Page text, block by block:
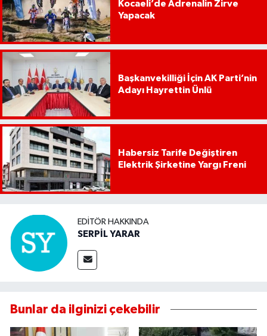
Kocaeli’de Adrenalin Zirve
Yapacak
Başkanvekilliği İçin AK Parti’nin
Adayı Hayrettin Ünlü
Habersiz Tarife Değiştiren
Elektrik Şirketine Yargı Freni
EDITÖR HAKKINDA
SERPİL YARAR
Bunlar da ilginizi çekebilir